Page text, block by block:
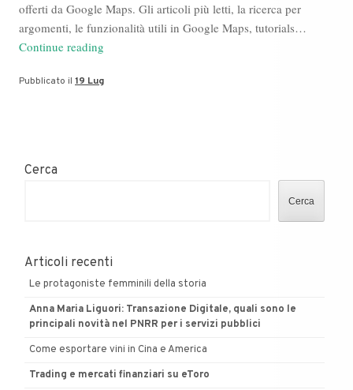
offerti da Google Maps. Gli articoli più letti, la ricerca per
argomenti, le funzionalità utili in Google Maps, tutorials…
Continue reading
Del
abbiamo
Pubblicato il 19 Lug
Cerca
Cerca
Articoli recenti
Le protagoniste femminili della storia
Anna Maria Liguori: Transazione Digitale, quali sono le
principali novità nel PNRR per i servizi pubblici
Come esportare vini in Cina e America
Trading e mercati finanziari su eToro